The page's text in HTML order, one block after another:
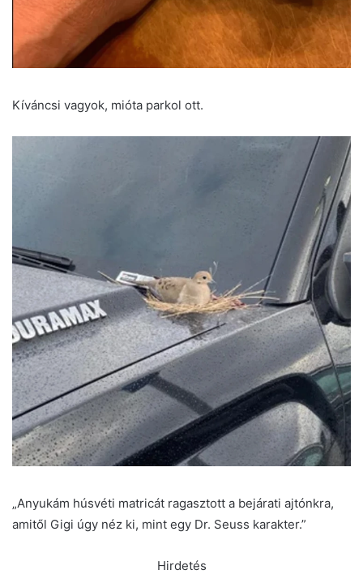
Kíváncsi vagyok, mióta parkol ott.
„Anyukám húsvéti matricát ragasztott a bejárati ajtónkra,
amitől Gigi úgy néz ki, mint egy Dr. Seuss karakter.”
Hirdetés